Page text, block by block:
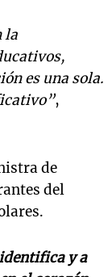
la
es una sola.
,
de
del
y a